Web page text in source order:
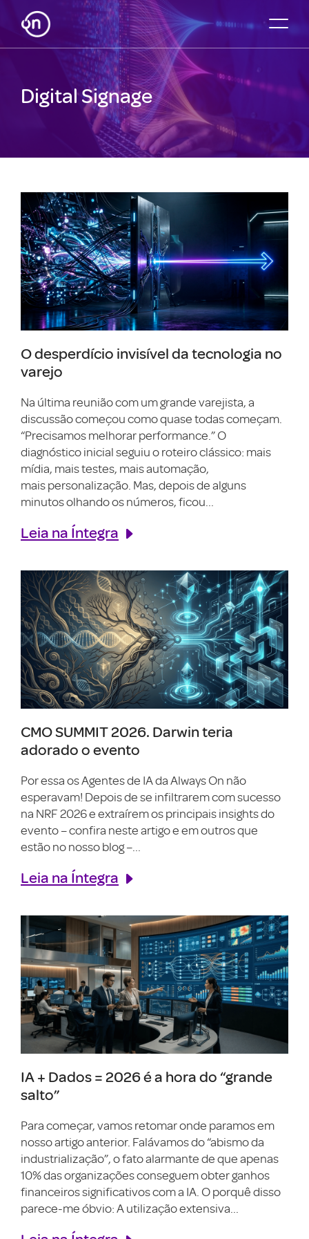
Digital Signage
O desperdício invisível da tecnologia no
varejo
Na última reunião com um grande varejista, a
discussão começou como quase todas começam.
“Precisamos melhorar performance.” O
diagnóstico inicial seguiu o roteiro clássico: mais
mídia, mais testes, mais automação,
mais personalização. Mas, depois de alguns
minutos olhando os números, ficou...
Leia na Íntegra
CMO SUMMIT 2026. Darwin teria
adorado o evento
Por essa os Agentes de IA da Always On não
esperavam! Depois de se infiltrarem com sucesso
na NRF 2026 e extraírem os principais insights do
evento – confira neste artigo e em outros que
estão no nosso blog –...
Leia na Íntegra
IA + Dados = 2026 é a hora do “grande
salto”
Para começar, vamos retomar onde paramos em
nosso artigo anterior. Falávamos do “abismo da
industrialização”, o fato alarmante de que apenas
10% das organizações conseguem obter ganhos
financeiros significativos com a IA. O porquê disso
parece-me óbvio: A utilização extensiva...